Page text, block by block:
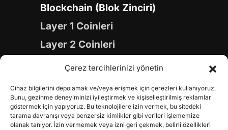
Çerez tercihlerinizi yönetin
Cihaz bilgilerini depolamak ve/veya erişmek için çerezleri kullanıyoruz.
Bunu, gezinme deneyiminizi iyileştirmek ve kişiselleştirilmiş reklamlar
göstermek için yapıyoruz. Bu teknolojilere izin vermek, bu sitedeki
tarama davranışı veya benzersiz kimlikler gibi verileri işlememize
olanak tanıyor. İzin vermemek veya izni geri çekmek, belirli özellikleri
Blockchain (Blok Zinciri)
Layer 1 Coinleri
Layer 2 Coinleri
Yapay Zeka (AI) Coinleri
Gaming Coinleri
RWA Coinleri